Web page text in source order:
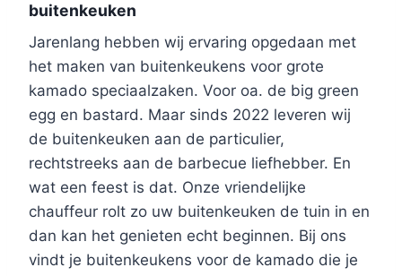
buitenkeuken
Jarenlang hebben wij ervaring opgedaan met
het maken van buitenkeukens voor grote
kamado speciaalzaken. Voor oa. de big green
egg en bastard. Maar sinds 2022 leveren wij
de buitenkeuken aan de particulier,
rechtstreeks aan de barbecue liefhebber. En
wat een feest is dat. Onze vriendelijke
chauffeur rolt zo uw buitenkeuken de tuin in en
dan kan het genieten echt beginnen. Bij ons
vindt je buitenkeukens voor de kamado die je